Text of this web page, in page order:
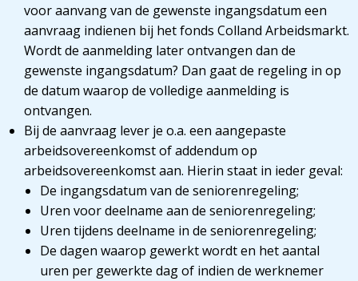
voor aanvang van de gewenste ingangsdatum een
aanvraag indienen bij het fonds Colland Arbeidsmarkt.
Wordt de aanmelding later ontvangen dan de
gewenste ingangsdatum? Dan gaat de regeling in op
de datum waarop de volledige aanmelding is
ontvangen.
Bij de aanvraag lever je o.a. een aangepaste
arbeidsovereenkomst of addendum op
arbeidsovereenkomst aan. Hierin staat in ieder geval:
De ingangsdatum van de seniorenregeling;
Uren voor deelname aan de seniorenregeling;
Uren tijdens deelname in de seniorenregeling;
De dagen waarop gewerkt wordt en het aantal
uren per gewerkte dag of indien de werknemer